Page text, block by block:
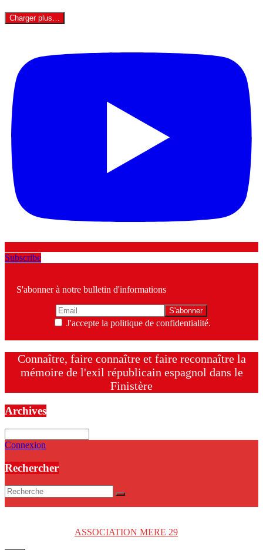
Charger plus…
Subscribe
S'abonner à notre bulletin d'informations
J'accepte la politique de confidentialité.
Connaître, faire connaître et faire reconnaître la
mémoire de l'exil républicain espagnol dans le
Finistère
Archives
Connexion
Rechercher
ASSOCIATION MERE 29